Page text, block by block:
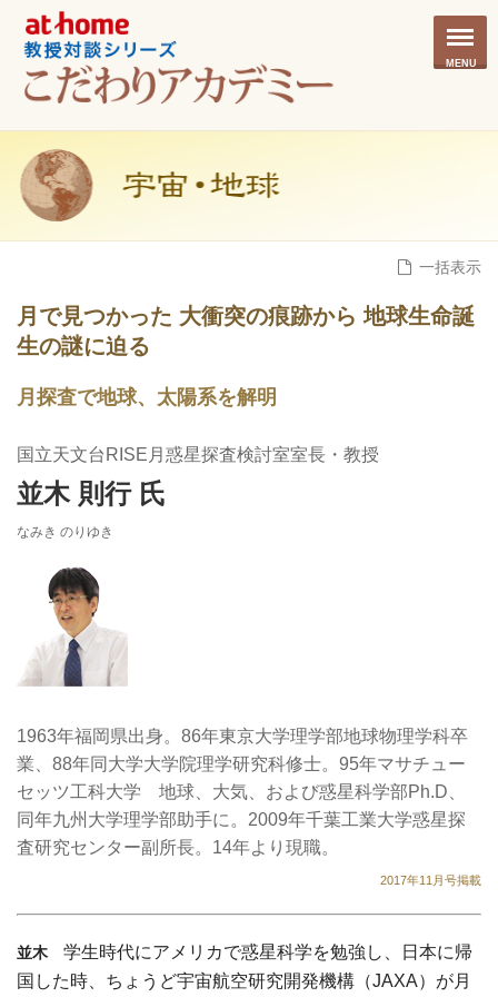
MENU
一括表示
月で見つかった 大衝突の痕跡から 地球生命誕
生の謎に迫る
月探査で地球、太陽系を解明
国立天文台RISE月惑星探査検討室室長・教授
並木 則行 氏
なみき のりゆき
1963年福岡県出身。86年東京大学理学部地球物理学科卒
業、88年同大学大学院理学研究科修士。95年マサチュー
セッツ工科大学 地球、大気、および惑星科学部Ph.D、
同年九州大学理学部助手に。2009年千葉工業大学惑星探
査研究センター副所長。14年より現職。
2017年11月号掲載
並木 学生時代にアメリカで惑星科学を勉強し、日本に帰
国した時、ちょうど宇宙航空研究開発機構（JAXA）が月